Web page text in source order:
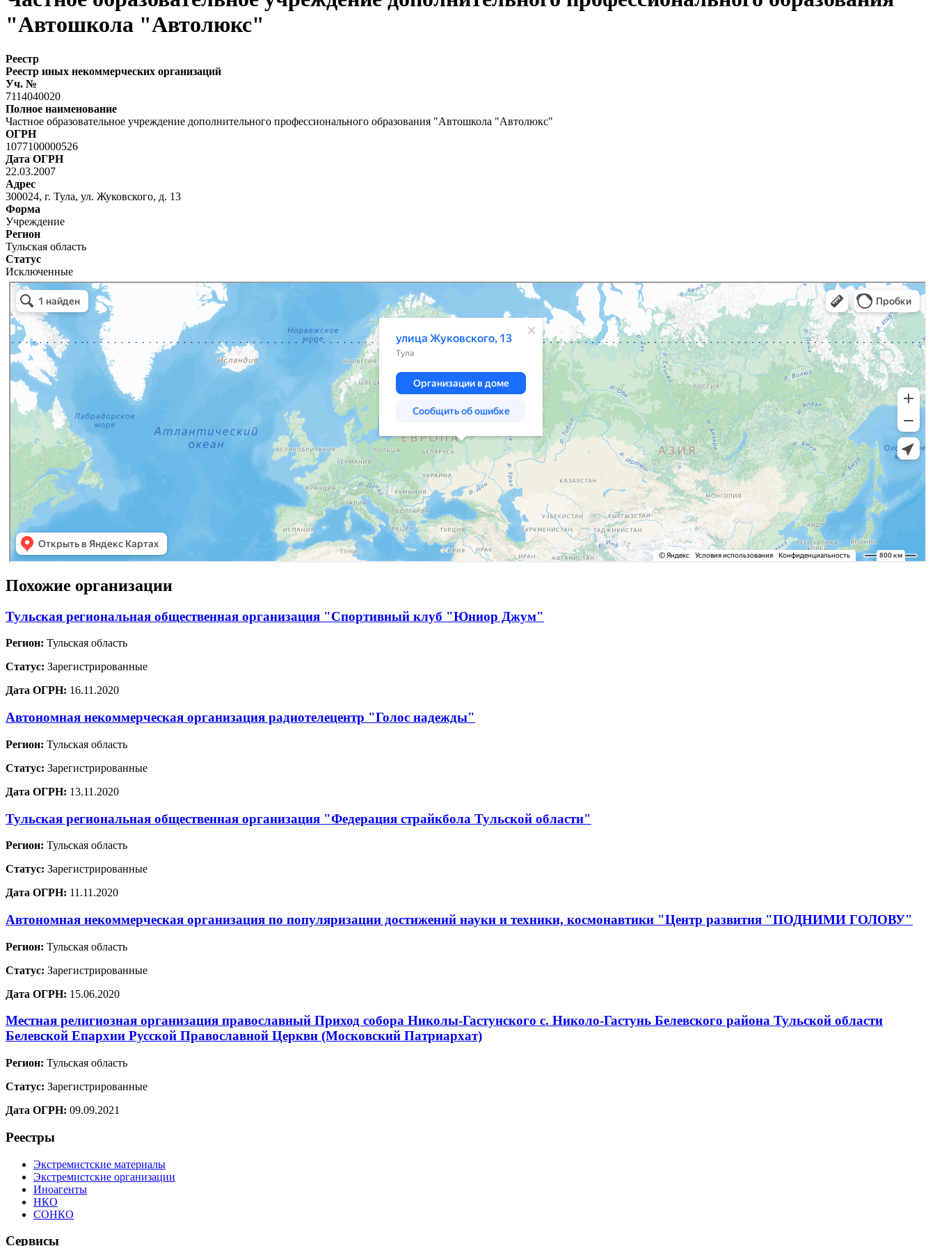
"Автошкола "Автолюкс"
Реестр
Реестр иных некоммерческих организаций
Уч. №
7114040020
Полное наименование
Частное образовательное учреждение дополнительного профессионального образования "Автошкола "Автолюкс"
ОГРН
1077100000526
Дата ОГРН
22.03.2007
Адрес
300024, г. Тула, ул. Жуковского, д. 13
Форма
Учреждение
Регион
Тульская область
Статус
Исключенные
Похожие организации
Тульская региональная общественная организация "Спортивный клуб "Юниор Джум"
Регион: Тульская область
Статус: Зарегистрированные
Дата ОГРН: 16.11.2020
Автономная некоммерческая организация радиотелецентр "Голос надежды"
Регион: Тульская область
Статус: Зарегистрированные
Дата ОГРН: 13.11.2020
Тульская региональная общественная организация "Федерация страйкбола Тульской области"
Регион: Тульская область
Статус: Зарегистрированные
Дата ОГРН: 11.11.2020
Автономная некоммерческая организация по популяризации достижений науки и техники, космонавтики "Центр развития "ПОДНИМИ ГОЛОВУ"
Регион: Тульская область
Статус: Зарегистрированные
Дата ОГРН: 15.06.2020
Местная религиозная организация православный Приход собора Николы-Гастунского с. Николо-Гастунь Белевского района Тульской области
Белевской Епархии Русской Православной Церкви (Московский Патриархат)
Регион: Тульская область
Статус: Зарегистрированные
Дата ОГРН: 09.09.2021
Реестры
Экстремистские материалы
Экстремистские организации
Иноагенты
НКО
СОНКО
Сервисы